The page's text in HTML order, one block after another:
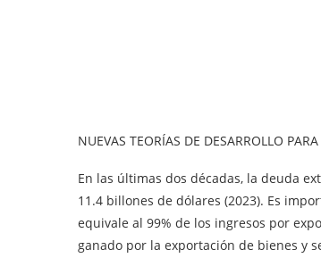
NUEVAS TEORÍAS DE DESARROLLO
En las últimas dos décadas, la deuda
11.4 billones de dólares (2023). Es
equivale al 99% de los ingresos por
ganado por la exportación de bienes y